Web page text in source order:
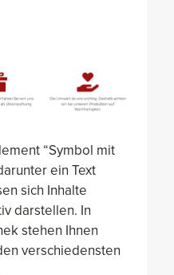
“Symbol mit
ein Text
sich Inhalte
darstellen. In
stehen Ihnen
verschiedensten